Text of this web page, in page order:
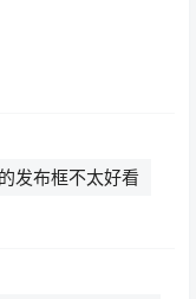
发布框不太好看